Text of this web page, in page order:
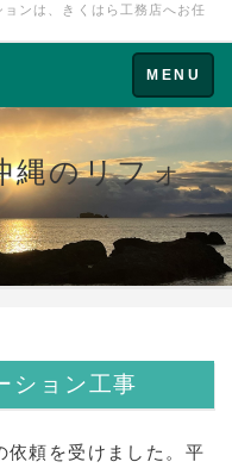
ンは、きくはら工務店へお任
Toggle
navigation
MENU
縄のリフォ
ション工事
依頼を受けました。平